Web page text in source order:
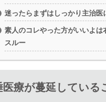
迷ったらまずはしっかり主治医
素人のコレやった方がいいよは
スルー
療が蔓延している